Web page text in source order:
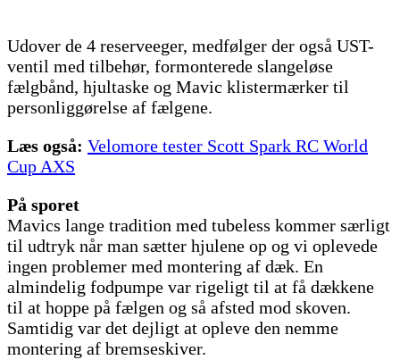
Udover de 4 reserveeger, medfølger der også UST-
ventil med tilbehør, formonterede slangeløse
fælgbånd, hjultaske og Mavic klistermærker til
personliggørelse af fælgene.
Læs også: Velomore tester Scott Spark RC World
Cup AXS
På sporet
Mavics lange tradition med tubeless kommer særligt
til udtryk når man sætter hjulene op og vi oplevede
ingen problemer med montering af dæk. En
almindelig fodpumpe var rigeligt til at få dækkene
til at hoppe på fælgen og så afsted mod skoven.
Samtidig var det dejligt at opleve den nemme
montering af bremseskiver.